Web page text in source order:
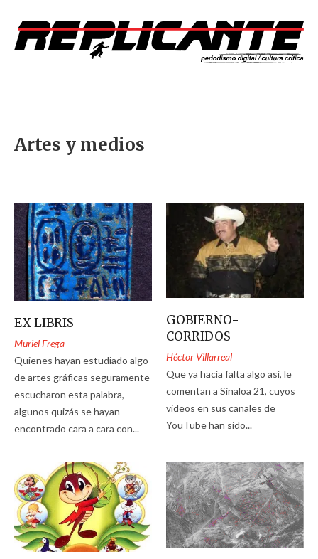
Artes y medios
EX LIBRIS
Muriel Frega
Quienes hayan estudiado algo
de artes gráficas seguramente
escucharon esta palabra,
algunos quizás se hayan
encontrado cara a cara con...
GOBIERNO-
CORRIDOS
Héctor Villarreal
Que ya hacía falta algo así, le
comentan a Sinaloa 21, cuyos
videos en sus canales de
YouTube han sido...